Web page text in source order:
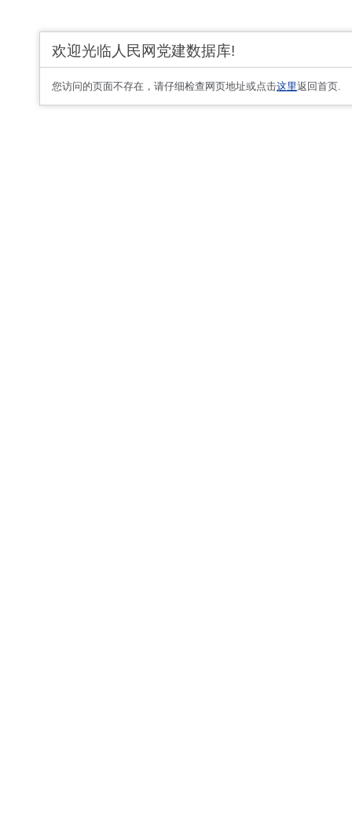
欢迎光临人民网党建数据库!
您访问的页面不存在，请仔细检查网页地址或点击这里返回首页.